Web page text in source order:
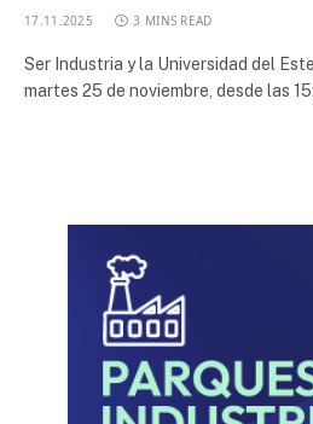
17.11.2025 3 MINS READ
Ser Industria y la Universidad del
martes 25 de noviembre, desde las